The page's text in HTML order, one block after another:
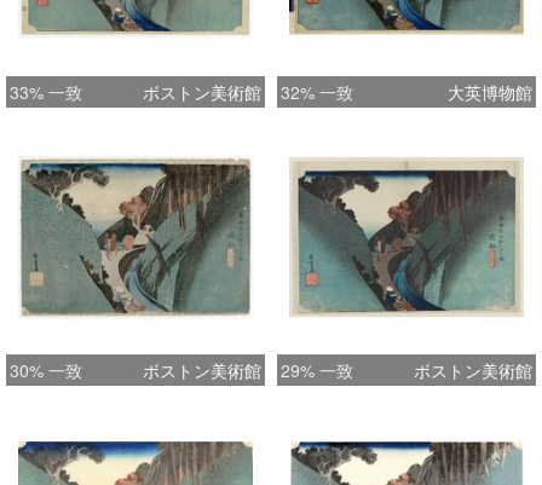
33% 一致 ボストン美術館 32% 一致 大英博物館
30% 一致 ボストン美術館 29% 一致 ボストン美術館